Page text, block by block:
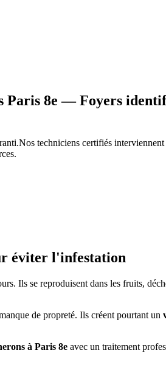
Paris 8e — Foyers
Nos techniciens certifiés
éviter l'infestation
Ils se reproduisent dans les fruits,
de propreté. Ils créent pourtant un
à Paris 8e avec un traitement